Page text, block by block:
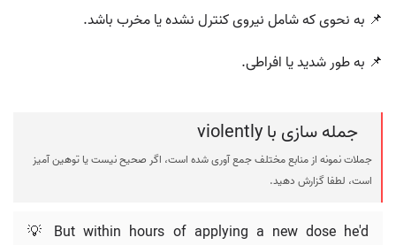
📌 به نحوی که شامل نیروی کنترل نشده یا مخرب باشد.
📌 به طور شدید یا افراطی.
جمله سازی با violently
جملات نمونه از منابع مختلف جمع آوری شده است، اگر صحیح نیست یا توهین آمیز
است، لطفا گزارش دهید.
💡 But within hours of applying a new dose he'd